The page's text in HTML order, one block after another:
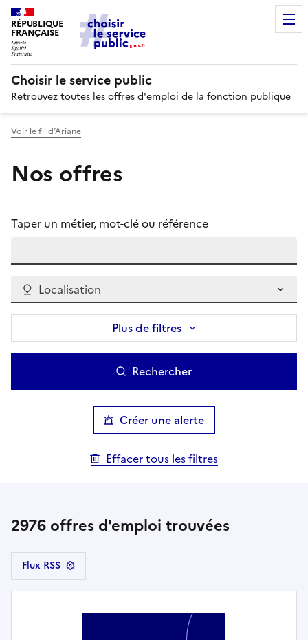
RÉPUBLIQUE
FRANÇAISE
Choisir le service public
Retrouvez toutes les offres d'emploi de la fonction publique
Voir le fil d’Ariane
Nos offres
Taper un métier, mot-clé ou référence
Localisation
Plus de filtres
Rechercher
Créer une alerte
Effacer tous les filtres
2976 offres d'emploi trouvées
Flux RSS